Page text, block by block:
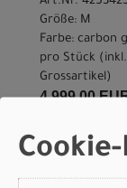
Größe: M
Farbe: carbon
pro Stück
Grossartikel)
4.999,00